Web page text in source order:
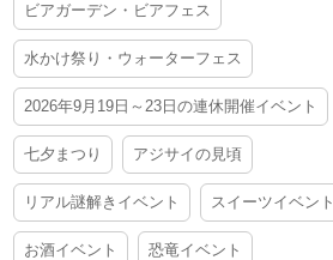
ビアガーデン・ビアフェス
水かけ祭り・ウォーターフェス
2026年9月19日～23日の連休開催イベント
七夕まつり アジサイの見頃
リアル謎解きイベント スイーツイベント
お酒イベント 恐竜イベント